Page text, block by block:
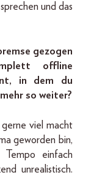
und das
gezogen
offline
in dem du
so weiter?
gerne viel macht
geworden bin,
einfach
unrealistisch.